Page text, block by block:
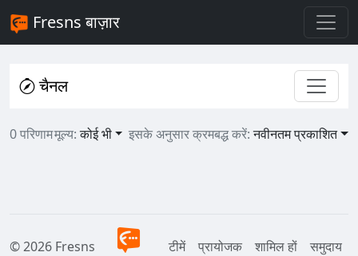
Fresns बाज़ार
चैनल
0 परिणाममूल्य:कोई भी इसके अनुसार क्रमबद्ध करें:नवीनतम प्रकाशित
© 2026 Fresns टीमें प्रायोजक शामिल हों समुदाय